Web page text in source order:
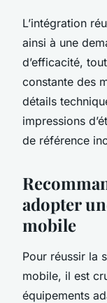
L’intégration
ainsi à une
d’efficacité,
constante des
détails
impressions
de référence
adopter
mobile
Pour réussir la
mobile, il est
équipements